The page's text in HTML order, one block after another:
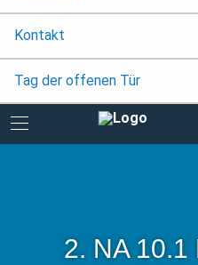
Kontakt
Tag der offenen Tür
2. NA 10.1